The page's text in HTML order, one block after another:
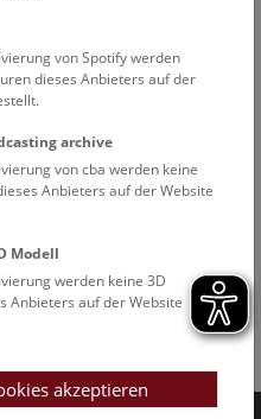
von Spotify werden
dieses Anbieters auf der
archive
von cba werden keine
Anbieters auf der Website
Modell
werden keine 3D
Anbieters auf der Website
akzeptieren